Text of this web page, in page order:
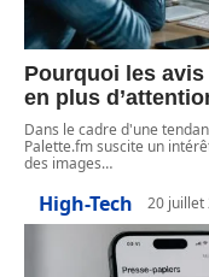
Pourquoi les
en plus
Dans le cadre d'une
Palette.fm suscite un
des images…
High-Tech 20 juillet